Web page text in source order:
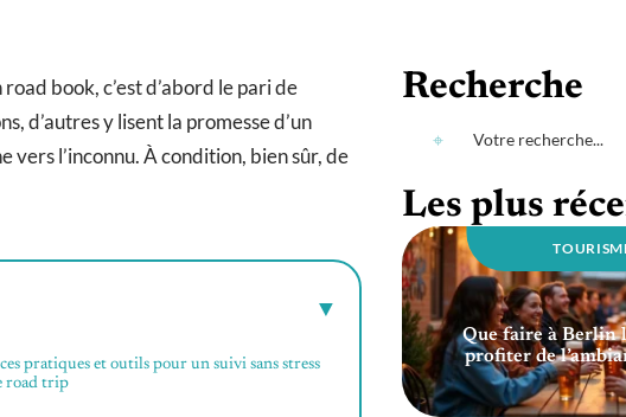
book, c’est d’abord le pari de
d’autres y lisent la promesse d’un
l’inconnu. À condition, bien sûr, de
pratiques et outils pour un suivi sans stress
road trip
Recherche
Les plus
Que faire à Berlin
profiter de